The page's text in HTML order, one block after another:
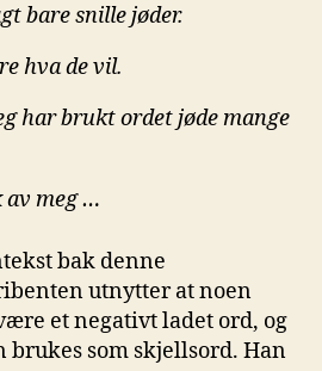
bare snille jøder.
hva de vil.
har brukt ordet jøde mange
av meg …
bak denne
utnytter at noen
et negativt ladet ord, og
brukes som skjellsord. Han